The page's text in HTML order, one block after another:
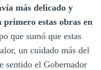
más delicado y
estas obras en
que sumó que estas
un cuidado más del
sentido el Gobernador